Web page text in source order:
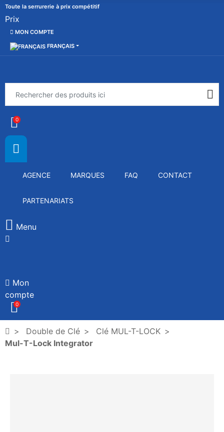
Toute la serrurerie à prix compétitif
Prix
MON COMPTE
FRANÇAIS
0
AGENCE MARQUES FAQ CONTACT
PARTENARIATS
Menu
Mon
compte
0
Double de Clé
Clé MUL-T-LOCK
Mul-T-Lock Integrator